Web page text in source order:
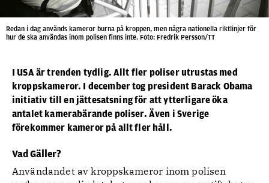
Redan i dag används kameror burna på kroppen, men några nationella riktlinjer för
hur de ska användas inom polisen finns inte. Foto: Fredrik Persson/TT
I USA är trenden tydlig. Allt fler poliser utrustas med
kroppskameror. I december tog president Barack Obama
initiativ till en jättesatsning för att ytterligare öka
antalet kamerabärande poliser. Även i Sverige
förekommer kameror på allt fler håll.
Vad Gäller?
Användandet av kroppskameror inom polisen